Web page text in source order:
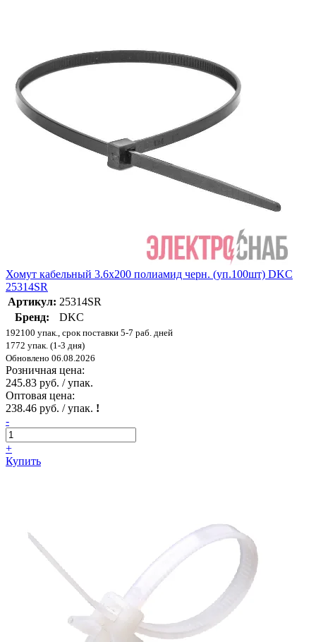
Хомут кабельный 3.6х200 полиамид черн. (уп.100шт) DKC
25314SR
Артикул: 25314SR
Бренд:
DKC
192100 упак., срок поставки 5-7 раб. дней
1772 упак. (1-3 дня)
Обновлено 06.08.2026
Розничная цена:
245.83 руб. / упак.
Оптовая цена:
238.46 руб. / упак. !
-
+
Купить